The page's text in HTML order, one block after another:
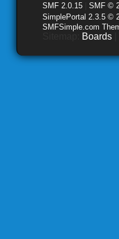
SMF 2.0.15 SMF ©
SimplePortal 2.3.5 ©
SMFSimple.com
Boards